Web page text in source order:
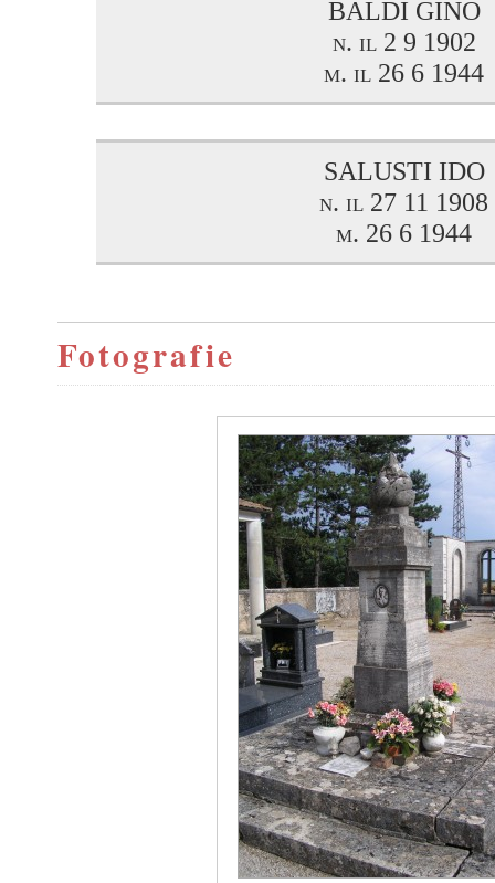
BALDI GINO
n. il 2 9 1902
m. il 26 6 1944
SALUSTI IDO
n. il 27 11 1908
m. 26 6 1944
Fotografie